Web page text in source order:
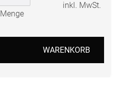
Menge
inkl. MwSt.
WARENKORB